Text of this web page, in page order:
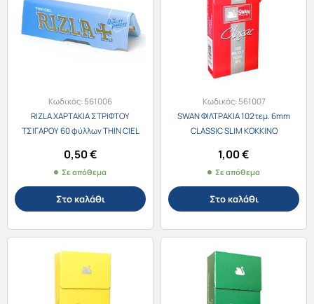
Κωδικός:561006
RIZLA ΧΑΡΤΑΚΙΑ ΣΤΡΙΦΤΟΥ
ΤΣΙΓΑΡΟΥ 60 φύλλων THIN CIEL
0,50€
Σε απόθεμα
Στο καλάθι
Κωδικός:561007
SWAN ΦΙΛΤΡΑΚΙΑ 102τεμ. 6mm
CLASSIC SLIM ΚΟΚΚΙΝΟ
1,00€
Σε απόθεμα
Στο καλάθι